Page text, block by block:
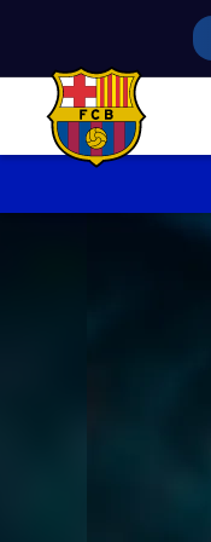
FC Barcelona club badge